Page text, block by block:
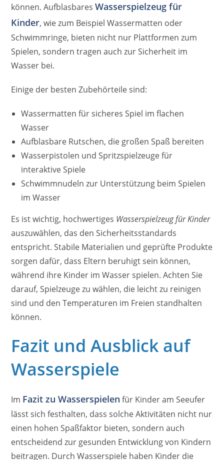
können. AufblasbaresWasserspielzeug für
Kinder, wie zum Beispiel Wassermatten oder
Schwimmringe, bieten nicht nur Plattformen zum
Spielen, sondern tragen auch zur Sicherheit im
Wasser bei.
Einige der besten Zubehörteile sind:
Wassermatten für sicheres Spiel im flachen
Wasser
Aufblasbare Rutschen, die großen Spaß bereiten
Wasserpistolen und Spritzspielzeuge für
interaktive Spiele
Schwimmnudeln zur Unterstützung beim Spielen
im Wasser
Es ist wichtig, hochwertiges Wasserspielzeug für Kinder
auszuwählen, das den Sicherheitsstandards
entspricht. Stabile Materialien und geprüfte Produkte
sorgen dafür, dass Eltern beruhigt sein können,
während ihre Kinder im Wasser spielen. Achten Sie
darauf, Spielzeuge zu wählen, die leicht zu reinigen
sind und den Temperaturen im Freien standhalten
können.
Fazit und Ausblick auf
Wasserspiele
Im Fazit zu Wasserspielen für Kinder am Seeufer
lässt sich festhalten, dass solche Aktivitäten nicht nur
einen hohen Spaßfaktor bieten, sondern auch
entscheidend zur gesunden Entwicklung von Kindern
beitragen. Durch Wasserspiele haben Kinder die